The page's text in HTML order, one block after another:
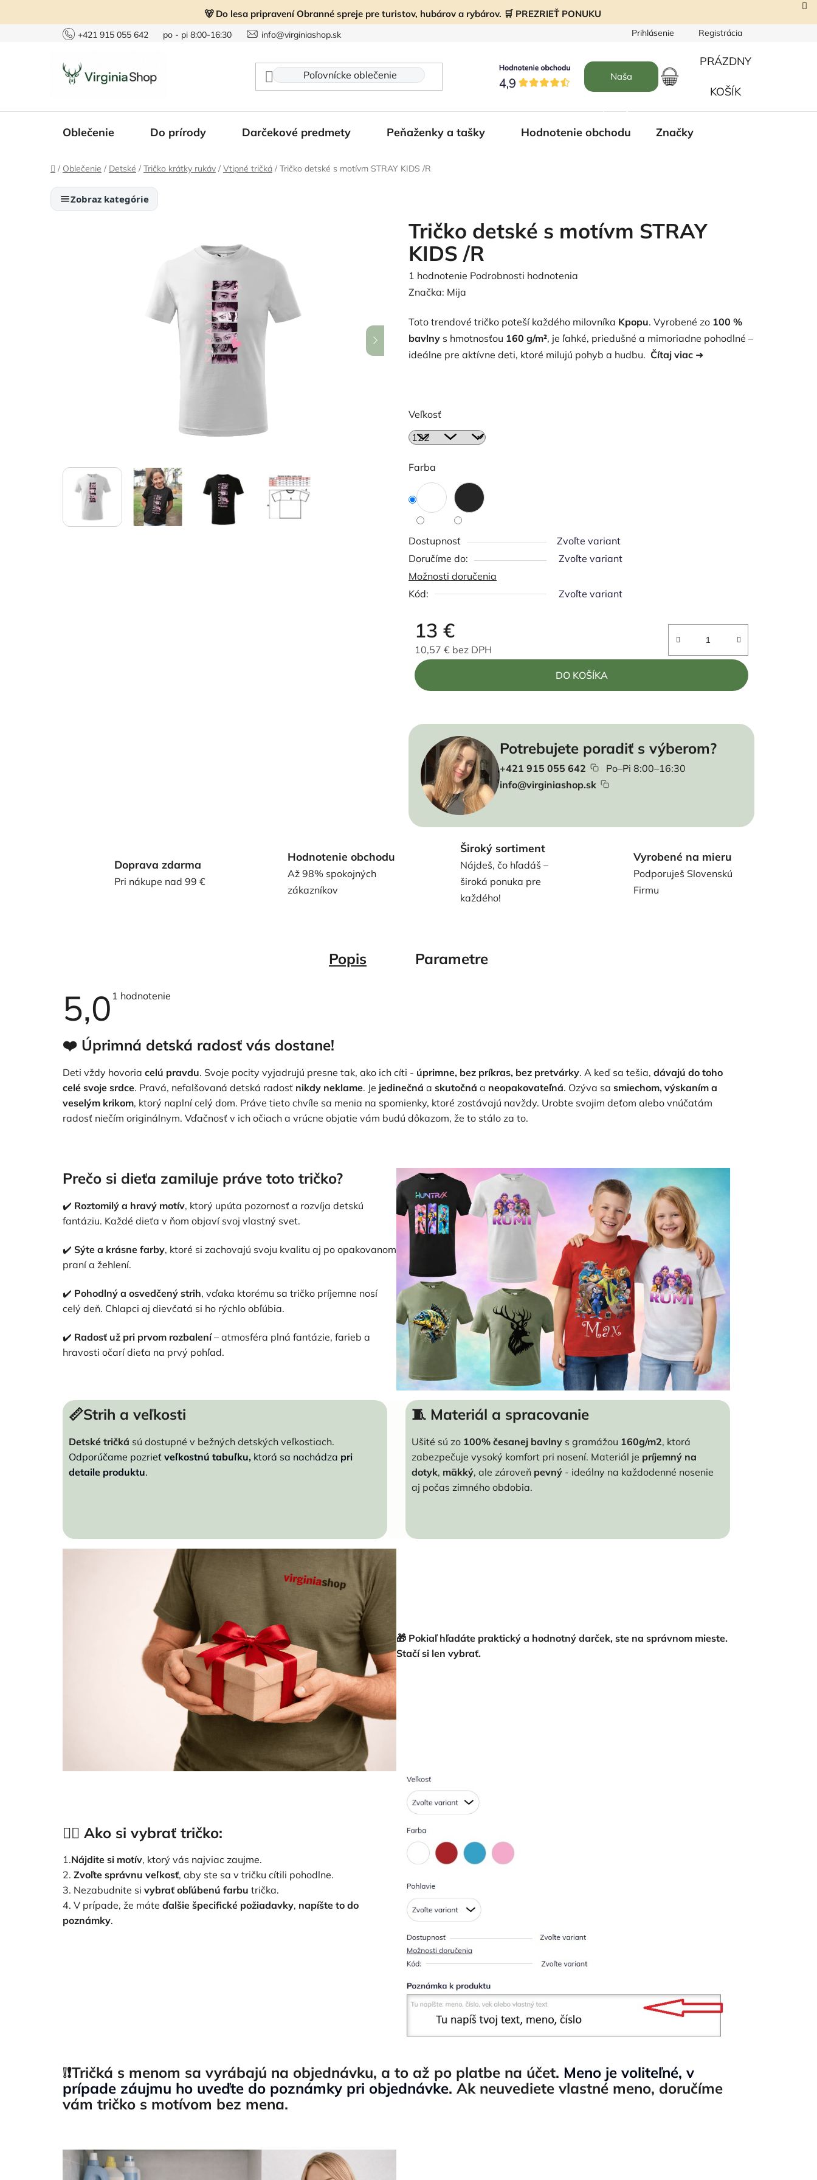
🐻 Do lesa pripravení Obranné spreje pre turistov, hubárov a rybárov. 🛒 PREZRIEŤ PONUKU
+421 915 055 642 po - pi 8:00-16:30 info@virginiashop.sk Prihlásenie Registrácia
Naša
NÁKUPNÝ
PRÁZDNY
KOŠÍK
Oblečenie Do prírody Darčekové predmety Peňaženky a tašky Hodnotenie obchodu Značky
Domov
/ Oblečenie / Detské / Tričko krátky rukáv / Vtipné tričká / Tričko detské s motívm STRAY KIDS /R
Zobraz kategórie
Tričko detské s motívm STRAY
KIDS /R
Priemerné
hodnotenie
je
5,0
z
1 hodnotenie Podrobnosti hodnotenia
Značka: Mija
Toto trendové tričko poteší každého milovníka Kpopu. Vyrobené zo 100 %
bavlny s hmotnosťou 160 g/m², je ľahké, priedušné a mimoriadne pohodlné –
ideálne pre aktívne deti, ktoré milujú pohyb a hudbu. Čítaj viac ➜
Veľkosť
Farba
Dostupnosť
Zvoľte variant
Zvoľte variant
Možnosti doručenia
Kód:
Zvoľte variant
13 €
10,57 € bez DPH
Jednotková cena:
DO KOŠÍKA
Potrebujete poradiť s výberom?
+421 915 055 642
Po–Pi 8:00–16:30
info@virginiashop.sk
Doprava zdarma
Pri nákupe nad 99 €
Hodnotenie obchodu
Až 98% spokojných
zákazníkov
Široký sortiment
Nájdeš, čo hľadáš –
široká ponuka pre
každého!
Vyrobené na mieru
Podporuješ Slovenskú
Firmu
Popis Parametre
5,0 Priemerné
z
5
1 hodnotenie
❤️ Úprimná detská radosť vás dostane!
Deti vždy hovoria celú pravdu. Svoje pocity vyjadrujú presne tak, ako ich cíti - úprimne, bez príkras, bez pretvárky. A keď sa tešia, dávajú do toho
celé svoje srdce. Pravá, nefalšovaná detská radosť nikdy neklame. Je jedinečná a skutočná a neopakovateľná. Ozýva sa smiechom, výskaním a
veselým krikom, ktorý naplní celý dom. Práve tieto chvíle sa menia na spomienky, ktoré zostávajú navždy. Urobte svojim deťom alebo vnúčatám
radosť niečím originálnym. Vďačnosť v ich očiach a vrúcne objatie vám budú dôkazom, že to stálo za to.
Prečo si dieťa zamiluje práve toto tričko?
✔️ Roztomilý a hravý motív, ktorý upúta pozornosť a rozvíja detskú
fantáziu. Každé dieťa v ňom objaví svoj vlastný svet.
✔️ Sýte a krásne farby, ktoré si zachovajú svoju kvalitu aj po opakovanom
praní a žehlení.
✔️ Pohodlný a osvedčený strih, vďaka ktorému sa tričko príjemne nosí
celý deň. Chlapci aj dievčatá si ho rýchlo obľúbia.
✔️ Radosť už pri prvom rozbalení– atmosféra plná fantázie, farieb a
hravosti očarí dieťa na prvý pohľad.
📏Strih a veľkosti
Detské tričká sú dostupné v bežných detských veľkostiach.
Odporúčame pozrieť veľkostnú tabuľku, ktorá sa nachádza pri
detaile produktu.
🧵 Materiál a spracovanie
Ušité sú zo 100% česanej bavlny s gramážou 160g/m2, ktorá
zabezpečuje vysoký komfort pri nosení. Materiál je príjemný na
dotyk, mäkký, ale zároveň pevný - ideálny na každodenné nosenie
aj počas zimného obdobia.
🎁 Pokiaľ hľadáte praktický a hodnotný darček, ste na správnom mieste.
Stačí si len vybrať.
👉🏻 Ako si vybrať tričko:
1.Nájdite si motív, ktorý vás najviac zaujme.
2. Zvoľte správnu veľkosť, aby ste sa v tričku cítili pohodlne.
3. Nezabudnite si vybrať obľúbenú farbu trička.
4. V prípade, že máte ďalšie špecifické požiadavky, napíšte to do
poznámky.
❕❗Tričká s menom sa vyrábajú na objednávku, a to až po platbe na účet. Meno je voliteľné, v
prípade záujmu ho uveďte do poznámky pri objednávke. Ak neuvediete vlastné meno, doručíme
vám tričko s motívom bez mena.